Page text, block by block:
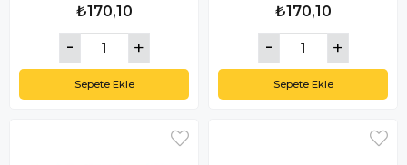
₺170,10
Sepete Ekle
₺170,10
Sepete Ekle